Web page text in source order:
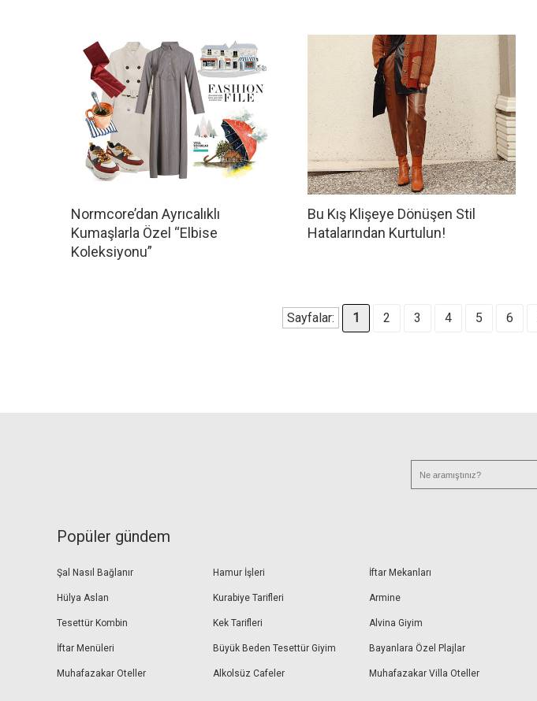
Normcore’dan Ayrıcalıklı
Kumaşlarla Özel “Elbise
Koleksiyonu”
Bu Kış Klişeye Dönüşen Stil
Hatalarından Kurtulun!
Sayfalar: 1 2 3 4 5 6
Popüler gündem
Şal Nasıl Bağlanır
Hülya Aslan
Tesettür Kombin
İftar Menüleri
Muhafazakar Oteller
Hamur İşleri
Kurabiye Tarifleri
Kek Tarifleri
Büyük Beden Tesettür Giyim
Alkolsüz Cafeler
İftar Mekanları
Armine
Alvina Giyim
Bayanlara Özel Plajlar
Muhafazakar Villa Oteller